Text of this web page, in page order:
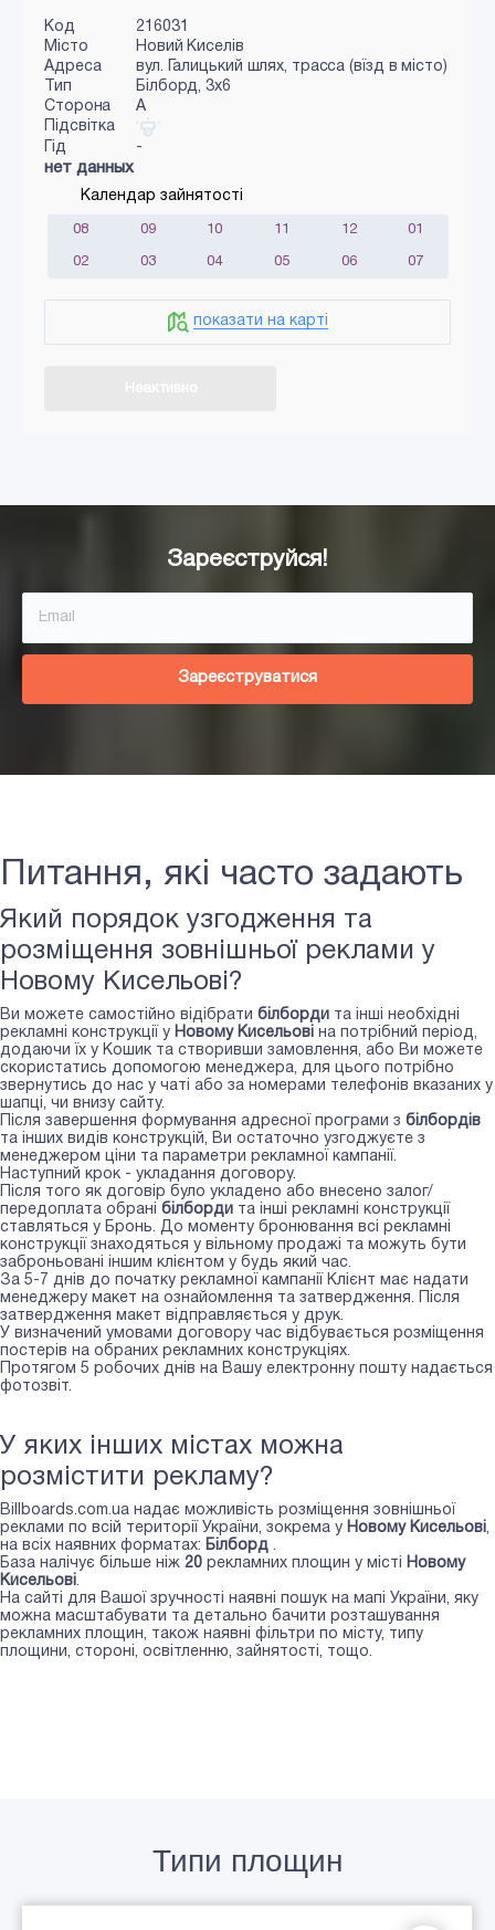
Код
216031
Місто
Новий Киселів
Адреса
вул. Галицький шлях, трасса (вїзд в місто)
Тип
Білборд, 3х6
Сторона
A
Підсвітка
Гід
-
нет данных
Календар зайнятості
08 09 10 11 12 01
02 03 04 05 06 07
показати на карті
Зареєструйся!
Зареєструватися
Питання, які часто задають
Який порядок узгодження та
розміщення зовнішньої реклами у
Новому Кисельові?
Ви можете самостійно відібрати білборди та інші необхідні
рекламні конструкції у Новому Кисельові на потрібний період,
додаючи їх у Кошик та створивши замовлення, або Ви можете
скористатись допомогою менеджера, для цього потрібно
звернутись до нас у чаті або за номерами телефонів вказаних у
шапці, чи внизу сайту.
Після завершення формування адресної програми з білбордів
та інших видів конструкцій, Ви остаточно узгоджуєте з
менеджером ціни та параметри рекламної кампанії.
Наступний крок - укладання договору.
Після того як договір було укладено або внесено залог/
передоплата обрані білборди та інші рекламні конструкції
ставляться у Бронь. До моменту бронювання всі рекламні
конструкції знаходяться у вільному продажі та можуть бути
заброньовані іншим клієнтом у будь який час.
За 5-7 днів до початку рекламної кампанії Клієнт має надати
менеджеру макет на ознайомлення та затвердження. Після
затвердження макет відправляється у друк.
У визначений умовами договору час відбувається розміщення
постерів на обраних рекламних конструкціях.
Протягом 5 робочих днів на Вашу електронну пошту надається
фотозвіт.
У яких інших містах можна
розмістити рекламу?
Billboards.com.ua надає можливість розміщення зовнішньої
реклами по всій території України, зокрема у Новому Кисельові,
на всіх наявних форматах: Білборд .
База налічує більше ніж 20 рекламних площин у місті Новому
Кисельові.
На сайті для Вашої зручності наявні пошук на мапі України, яку
можна масштабувати та детально бачити розташування
рекламних площин, також наявні фільтри по місту, типу
площини, стороні, освітленню, зайнятості, тощо.
Типи площин